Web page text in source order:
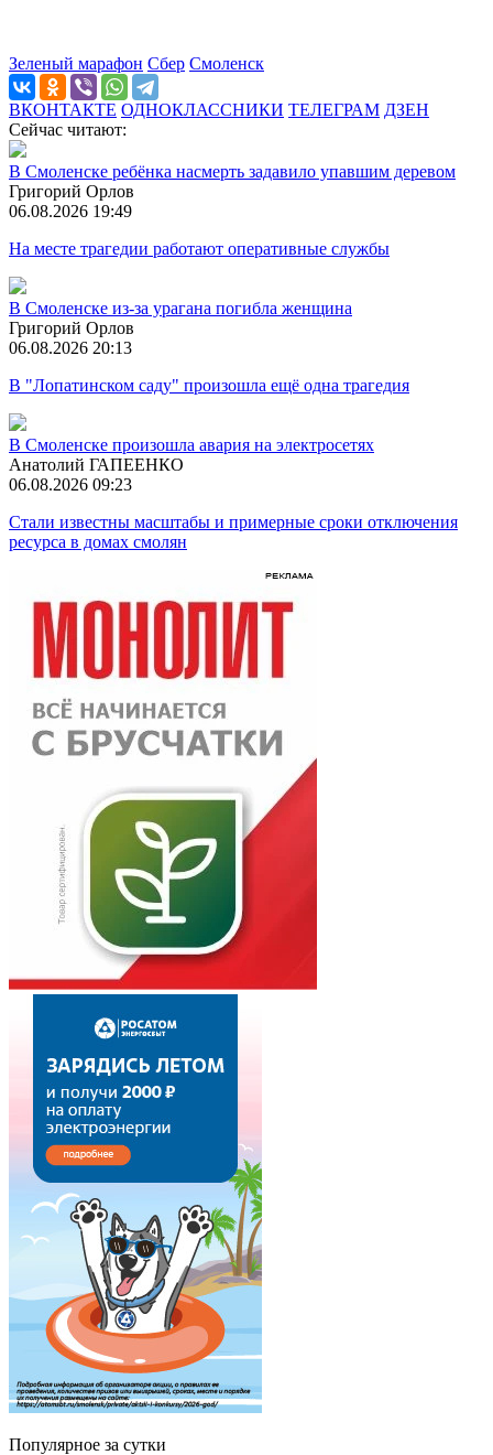
Зеленый марафон Сбер Смоленск
ВКОНТАКТЕ ОДНОКЛАССНИКИ ТЕЛЕГРАМ ДЗЕН
Сейчас читают:
В Смоленске ребёнка насмерть задавило упавшим деревом
Григорий Орлов
06.08.2026 19:49
На месте трагедии работают оперативные службы
В Смоленске из-за урагана погибла женщина
Григорий Орлов
06.08.2026 20:13
В "Лопатинском саду" произошла ещё одна трагедия
В Смоленске произошла авария на электросетях
Анатолий ГАПЕЕНКО
06.08.2026 09:23
Стали известны масштабы и примерные сроки отключения
ресурса в домах смолян
Популярное за сутки